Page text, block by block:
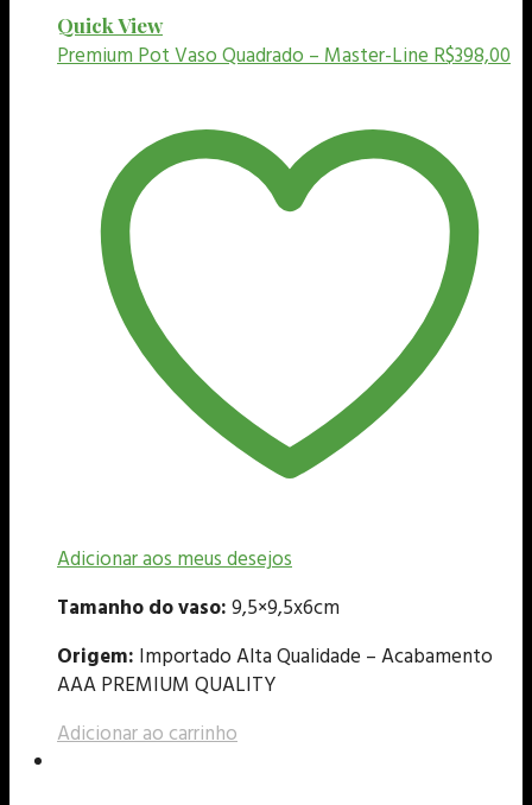
Quick View
Premium PotVaso Quadrado – Master-LineR$398,00
Adicionar aos meus desejos
Tamanho do vaso:9,5×9,5x6cm
Origem: Importado Alta Qualidade – Acabamento
AAA PREMIUM QUALITY
Adicionar ao carrinho